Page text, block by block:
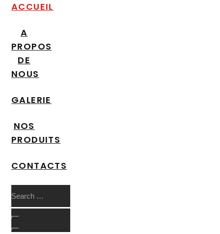
ACCUEIL
A
PROPOS
DE
NOUS
GALERIE
NOS
PRODUITS
CONTACTS